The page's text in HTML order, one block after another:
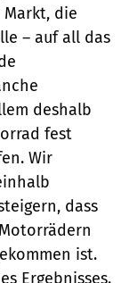
die
– auf all das
deshalb
fest
Wir
dass
ist.
Ergebnisses.